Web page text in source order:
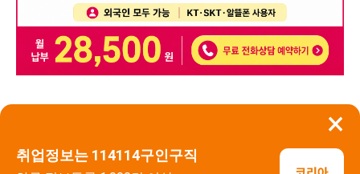
×
취업정보는 114114구인구직